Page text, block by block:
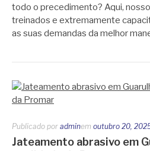
todo o precedimento? Aqui,
treinados e extremamente
as suas demandas da melhor
Publicado por adminem outubro 20,
Jateamento abrasivo em